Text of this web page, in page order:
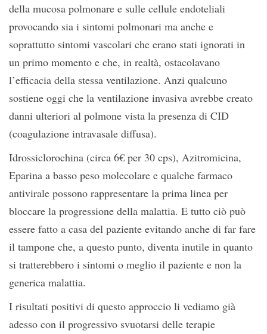
della mucosa polmonare e sulle cellule endoteliali
provocando sia i sintomi polmonari ma anche e
soprattutto sintomi vascolari che erano stati ignorati in
un primo momento e che, in realtà, ostacolavano
l’efficacia della stessa ventilazione. Anzi qualcuno
sostiene oggi che la ventilazione invasiva avrebbe creato
danni ulteriori al polmone vista la presenza di CID
(coagulazione intravasale diffusa).
Idrossiclorochina (circa 6€ per 30 cps), Azitromicina,
Eparina a basso peso molecolare e qualche farmaco
antivirale possono rappresentare la prima linea per
bloccare la progressione della malattia. E tutto ciò può
essere fatto a casa del paziente evitando anche di far fare
il tampone che, a questo punto, diventa inutile in quanto
si tratterebbero i sintomi o meglio il paziente e non la
generica malattia.
I risultati positivi di questo approccio li vediamo già
adesso con il progressivo svuotarsi delle terapie